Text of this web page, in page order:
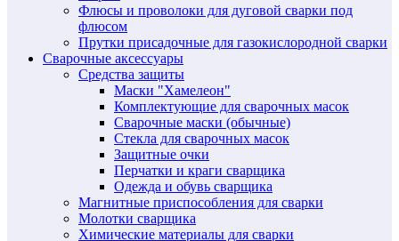
Флюсы и проволоки для дуговой сварки под
флюсом
Прутки присадочные для газокислородной сварки
Сварочные аксессуары
Средства защиты
Маски "Хамелеон"
Комплектующие для сварочных масок
Сварочные маски (обычные)
Стекла для сварочных масок
Защитные очки
Перчатки и краги сварщика
Одежда и обувь сварщика
Магнитные приспособления для сварки
Молотки сварщика
Химические материалы для сварки